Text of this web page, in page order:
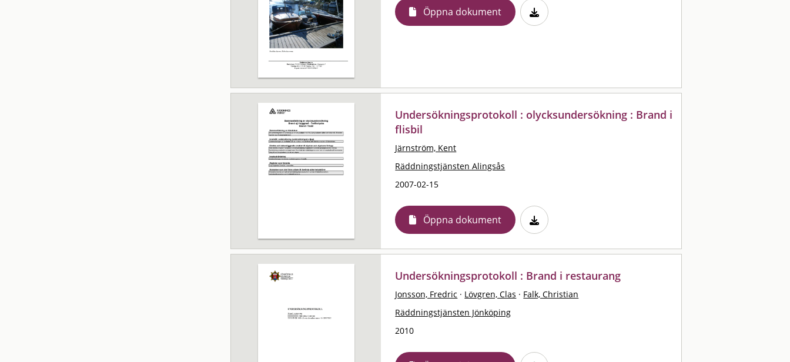
Öppna dokument
Undersökningsprotokoll : olycksundersökning : Brand i
flisbil
Järnström, Kent
Räddningstjänsten Alingsås
2007-02-15
Öppna dokument
Undersökningsprotokoll : Brand i restaurang
Jonsson, Fredric · Lövgren, Clas · Falk, Christian
Räddningstjänsten Jönköping
2010